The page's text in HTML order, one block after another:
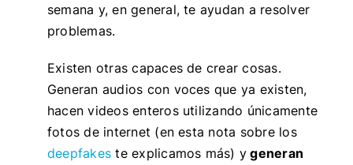
semana y, en general, te ayudan a resolver
problemas.
Existen otras capaces de crear cosas.
Generan audios con voces que ya existen,
hacen videos enteros utilizando únicamente
fotos de internet (en esta nota sobre los
deepfakes te explicamos más) y generan